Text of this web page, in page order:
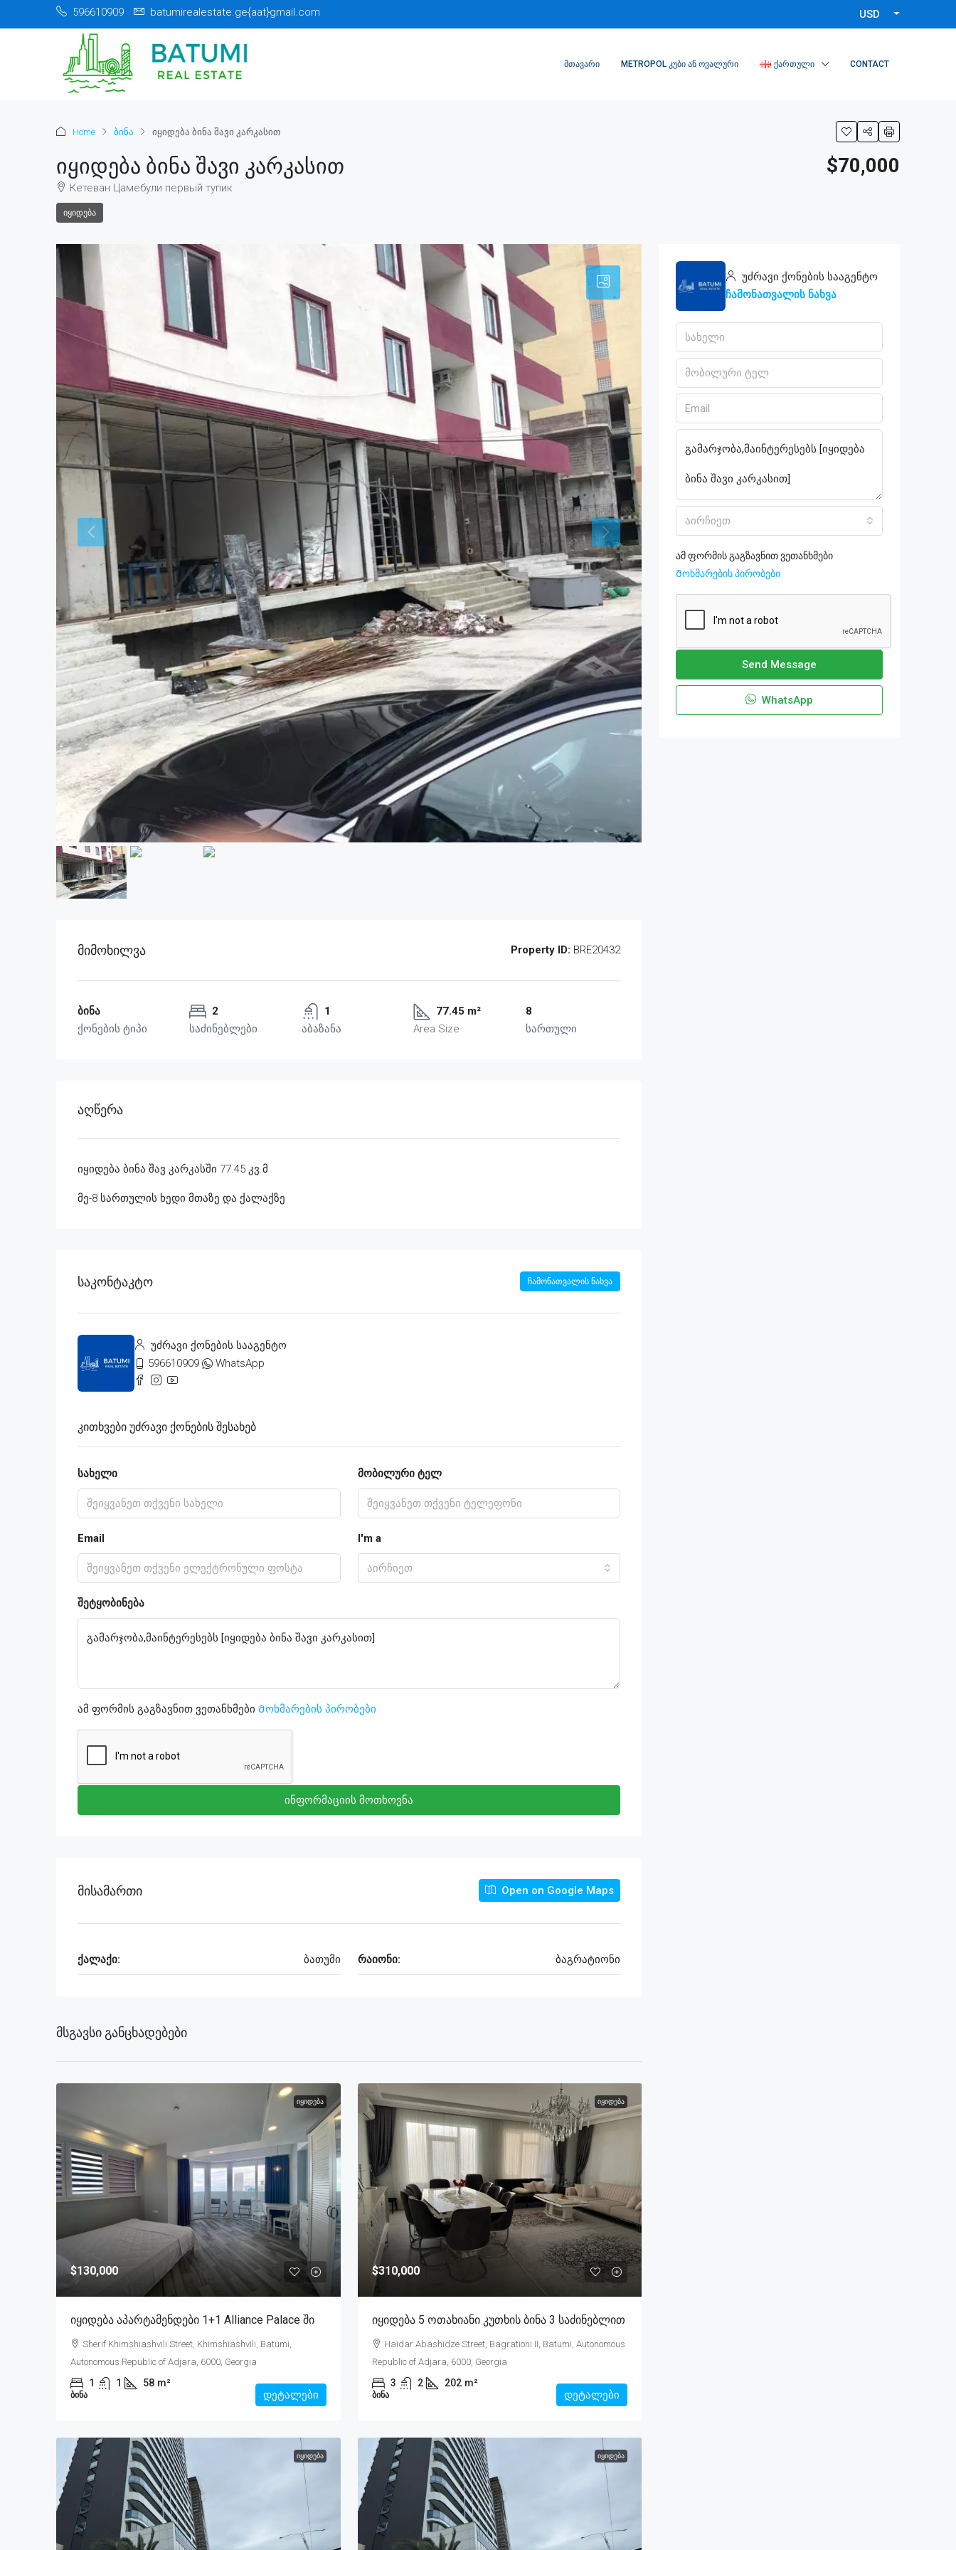
596610909 batumirealestate.ge{aat}gmail.com USD
ᲛᲗᲐᲕᲐᲠᲘ METROPOL ᲙᲣᲑᲘ ᲐᲜ ᲝᲕᲐᲚᲣᲠᲘ ᲥᲐᲠᲗᲣᲚᲘ CONTACT
Home ბინა იყიდება ბინა შავი კარკასით
Იყიდება Ბინა Შავი Კარკასით
Кетеван Цамебули первый тупик
ᲘᲧᲘᲓᲔᲑᲐ
$70,000
Მიმოხილვა Property ID: BRE20432
ბინა
ქონების ტიპი
2
საძინებლები
1
აბაზანა
77.45 m²
Area Size
8
სართული
Აღწერა
იყიდება ბინა შავ კარკასში 77.45 კვ.მ
მე-8 სართულის ხედი მთაზე და ქალაქზე
Საკონტაკტო ჩამონათვალის ნახვა
უძრავი ქონების სააგენტო
596610909
WhatsApp
Კითხვები Უძრავი Ქონების Შესახებ
სახელი მობილური ტელ
Email I'm a
აირჩიეთ
შეტყობინება
ამ ფორმის გაგზავნით ვეთანხმები Მოხმარების პირობები
ინფორმაციის მოთხოვნა
Მისამართი Open on Google Maps
ქალაქი: ბათუმი რაიონი: ბაგრატიონი
Მსგავსი Განცხადებები
ᲘᲧᲘᲓᲔᲑᲐ
$130,000
Იყიდება Აპარტამენდები 1+1 Alliance Palace Ში
Sherif Khimshiashvili Street, Khimshiashvili, Batumi,
Autonomous Republic of Adjara, 6000, Georgia
1 1 58 m²
ᲑᲘᲜᲐ დეტალები
ᲘᲧᲘᲓᲔᲑᲐ
$310,000
Იყიდება 5 Ოთახიანი Კუთხის Ბინა 3 Საძინებლით
Haidar Abashidze Street, Bagrationi II, Batumi, Autonomous
Republic of Adjara, 6000, Georgia
3 2 202 m²
ᲑᲘᲜᲐ დეტალები
ᲘᲧᲘᲓᲔᲑᲐ ᲘᲧᲘᲓᲔᲑᲐ
უძრავი ქონების სააგენტო
ჩამონათვალის ნახვა
აირჩიეთ
ამ ფორმის გაგზავნით ვეთანხმები
Მოხმარების პირობები
Send Message
WhatsApp